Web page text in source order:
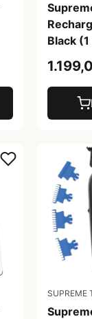
Black
SUPREME